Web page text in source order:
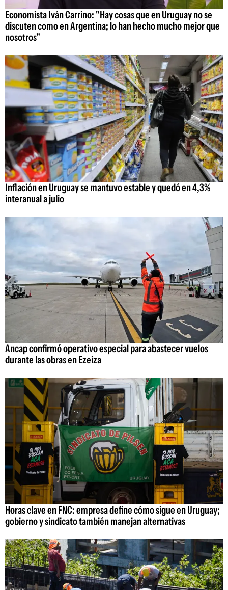
Economista Iván Carrino: "Hay cosas que en Uruguay no se
discuten como en Argentina; lo han hecho mucho mejor que
nosotros"
Inflación en Uruguay se mantuvo estable y quedó en 4,3%
interanual a julio
Ancap confirmó operativo especial para abastecer vuelos
durante las obras en Ezeiza
Horas clave en FNC: empresa define cómo sigue en Uruguay;
gobierno y sindicato también manejan alternativas